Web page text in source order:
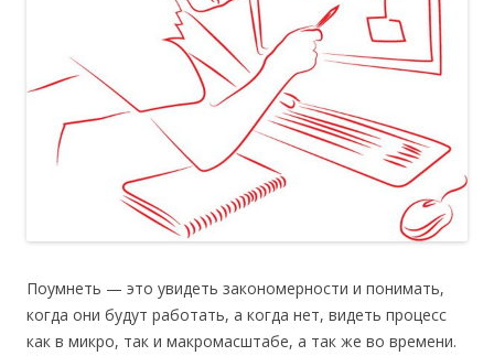
Поумнеть — это увидеть закономерности и понимать,
когда они будут работать, а когда нет, видеть процесс
как в микро, так и макромасштабе, а так же во времени.